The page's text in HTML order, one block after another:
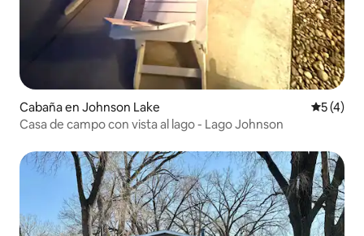
Cabaña en Johnson Lake
5 (4)
Casa de campo con vista al lago - Lago Johnson